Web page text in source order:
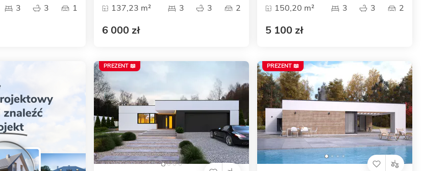
3 3 1
137,23 m²
3 3 2
6 000 zł
150,20 m² 3 3 2
5 100 zł
PREZENT 📖 PREZENT 📖